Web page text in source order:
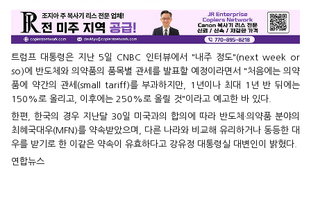
트럼프 대통령은 지난 5일 CNBC 인터뷰에서 "내주 정도"(next week or
so)에 반도체와 의약품의 품목별 관세를 발표할 예정이라면서 "처음에는 의약
품에 약간의 관세(small tariff)를 부과하지만, 1년이나 최대 1년 반 뒤에는
150%로 올리고, 이후에는 250%로 올릴 것"이라고 예고한 바 있다.
한편, 한국의 경우 지난달 30일 미국과의 합의에 따라 반도체·의약품 분야의
최혜국대우(MFN)를 약속받았으며, 다른 나라와 비교해 유리하거나 동등한 대
우를 받기로 한 이같은 약속이 유효하다고 강유정 대통령실 대변인이 밝혔다.
연합뉴스